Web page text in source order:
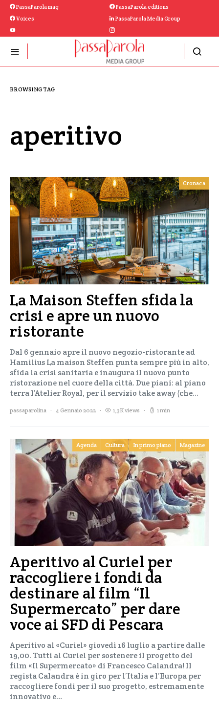
PassaParola mag
PassaParola editions
Voices
PassaParola Media Group
BROWSING TAG
aperitivo
Cronaca
La Maison Steffen sfida la
crisi e apre un nuovo
ristorante
Dal 6 gennaio apre il nuovo negozio-ristorante ad
Hamilius La maison Steffen punta sempre più in alto,
sfida la crisi sanitaria e inaugura il nuovo punto
ristorazione nel cuore della città. Due piani: al piano
terra l’Atelier Royal, per il servizio take away (che…
passaparolina 4 Gennaio 2022 1,3K views 1 min
Agenda Cultura In primo piano Magazine
Aperitivo al Curiel per
raccogliere i fondi da
destinare al film “Il
Supermercato” per dare
voce ai SFD di Pescara
Aperitivo al «Curiel» giovedì 16 luglio a partire dalle
19,00. Tutti al Curiel per sostenere il progetto del
film «Il Supermercato» di Francesco Calandra! Il
regista Calandra è in giro per l’Italia e l’Europa per
raccogliere fondi per il suo progetto, estremamente
innovativo e…